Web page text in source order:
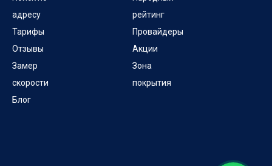
адресу
Тарифы
Отзывы
Замер
скорости
Блог
рейтинг
Провайдеры
Акции
Зона
покрытия